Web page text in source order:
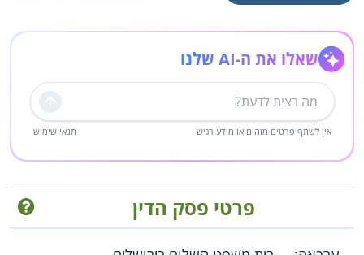
שאלו את ה-AI שלנו
שליחה
אין לשתף פרטים מזהים או מידע רגיש תנאי שימוש
פרטי פסק הדין